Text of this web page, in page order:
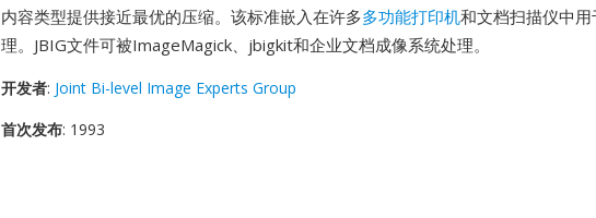
内容类型提供接近最优的压缩。该标准嵌入在许多多功能打印机和文档扫描仪中
理。JBIG文件可被ImageMagick、jbigkit和企业文档成像系统处理。
开发者: Joint Bi-level Image Experts Group
首次发布: 1993